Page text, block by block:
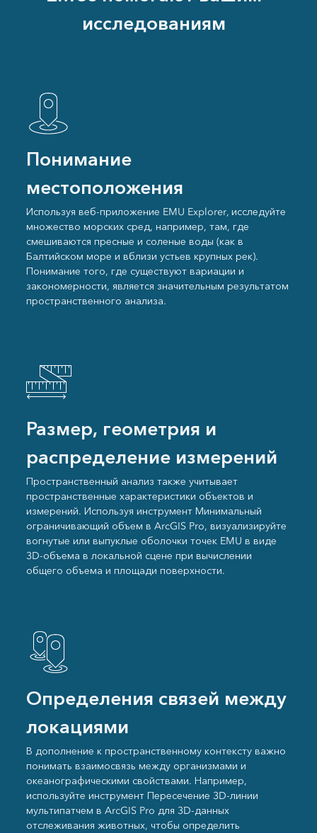
исследованиям
Понимание
местоположения
Используя веб-приложение EMU Explorer, исследуйте
множество морских сред, например, там, где
смешиваются пресные и соленые воды (как в
Балтийском море и вблизи устьев крупных рек).
Понимание того, где существуют вариации и
закономерности, является значительным результатом
пространственного анализа.
Размер, геометрия и
распределение измерений
Пространственный анализ также учитывает
пространственные характеристики объектов и
измерений. Используя инструмент Минимальный
ограничивающий объем в ArcGIS Pro, визуализируйте
вогнутые или выпуклые оболочки точек EMU в виде
3D-объема в локальной сцене при вычислении
общего объема и площади поверхности.
Определения связей между
локациями
В дополнение к пространственному контексту важно
понимать взаимосвязь между организмами и
океанографическими свойствами. Например,
используйте инструмент Пересечение 3D-линии
мультипатчем в ArcGIS Pro для 3D-данных
отслеживания животных, чтобы определить